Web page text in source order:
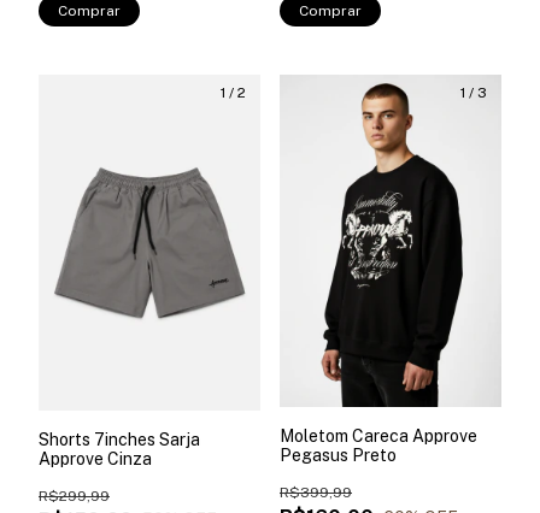
Comprar Comprar
1 / 2
Shorts 7inches Sarja
Approve Cinza
R$299,99
1 / 3
Moletom Careca Approve
Pegasus Preto
R$399,99